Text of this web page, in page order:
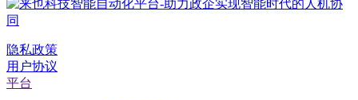
隐私政策
用户协议
平台